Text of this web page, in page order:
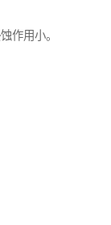
作用小。